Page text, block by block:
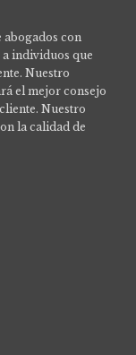
abogados con
individuos que
Nuestro
el mejor consejo
Nuestro
la calidad de